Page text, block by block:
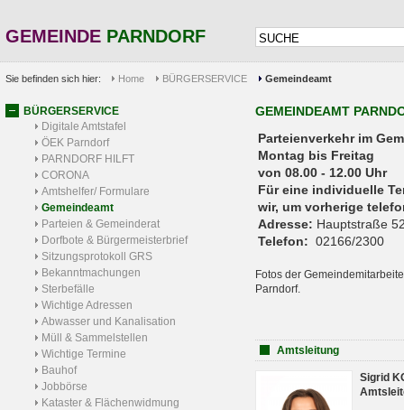
GEMEINDE PARNDORF
Sie befinden sich hier: Home BÜRGERSERVICE Gemeindeamt
BÜRGERSERVICE
Digitale Amtstafel
ÖEK Parndorf
PARNDORF HILFT
CORONA
Amtshelfer/ Formulare
Gemeindeamt
Parteien & Gemeinderat
Dorfbote & Bürgermeisterbrief
Sitzungsprotokoll GRS
Bekanntmachungen
Sterbefälle
Wichtige Adressen
Abwasser und Kanalisation
Müll & Sammelstellen
Wichtige Termine
Bauhof
Jobbörse
Kataster & Flächenwidmung
GEMEINDEAMT
Parteienverkehr
Montag bis Freitag
von 08.00 - 12.00 Uhr
Für eine individuelle
wir, um vorherige
Adresse: Hauptstraße
Telefon: 02166/2300
Fotos der
Parndorf.
Amtsleitung
Sigrid